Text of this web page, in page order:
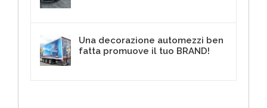
Una decorazione automezzi ben
fatta promuove il tuo BRAND!